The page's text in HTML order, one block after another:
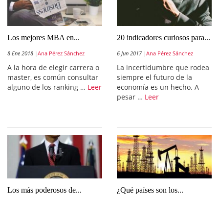
Los mejores MBA en...
8 Ene 2018 Ana Pérez Sánchez
A la hora de elegir carrera o
master, es común consultar
alguno de los ranking … Leer
20 indicadores curiosos para...
6 Jun 2017 Ana Pérez Sánchez
La incertidumbre que rodea
siempre el futuro de la
economía es un hecho. A
pesar … Leer
Los más poderosos de... ¿Qué países son los...